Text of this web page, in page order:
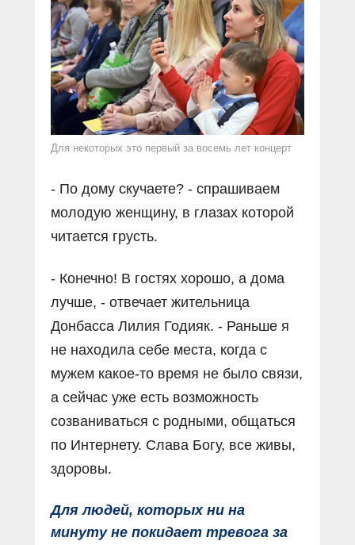
Для некоторых это первый за восемь лет концерт
- По дому скучаете? - спрашиваем
молодую женщину, в глазах которой
читается грусть.
- Конечно! В гостях хорошо, а дома
лучше, - отвечает жительница
Донбасса Лилия Годияк. - Раньше я
не находила себе места, когда с
мужем какое-то время не было связи,
а сейчас уже есть возможность
созваниваться с родными, общаться
по Интернету. Слава Богу, все живы,
здоровы.
Для людей, которых ни на
минуту не покидает тревога за